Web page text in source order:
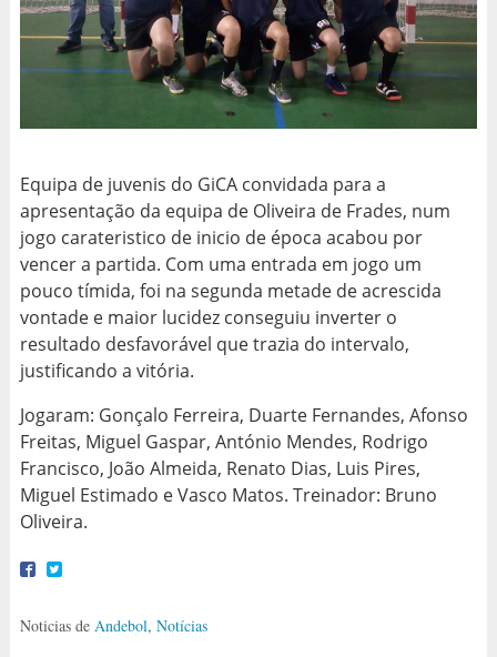
Equipa de juvenis do GiCA convidada para a
apresentação da equipa de Oliveira de Frades, num
jogo carateristico de inicio de época acabou por
vencer a partida. Com uma entrada em jogo um
pouco tímida, foi na segunda metade de acrescida
vontade e maior lucidez conseguiu inverter o
resultado desfavorável que trazia do intervalo,
justificando a vitória.
Jogaram: Gonçalo Ferreira, Duarte Fernandes, Afonso
Freitas, Miguel Gaspar, António Mendes, Rodrigo
Francisco, João Almeida, Renato Dias, Luis Pires,
Miguel Estimado e Vasco Matos. Treinador: Bruno
Oliveira.
Noticias de Andebol, Notícias